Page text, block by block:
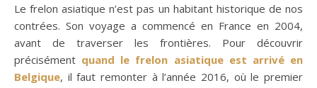
Le frelon asiatique n’est pas un habitant historique de nos
contrées. Son voyage a commencé en France en 2004,
avant de traverser les frontières. Pour découvrir
précisément quand le frelon asiatique est arrivé en
Belgique, il faut remonter à l’année 2016, où le premier